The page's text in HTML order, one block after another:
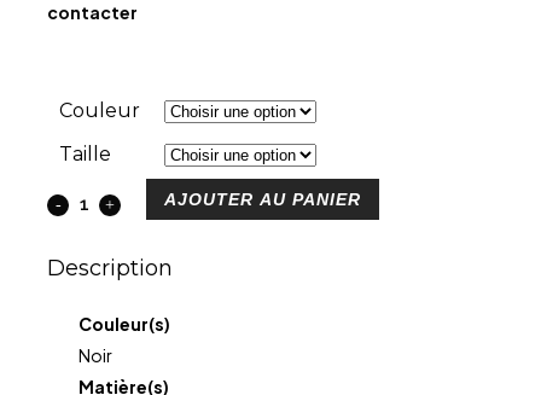
contacter
Couleur
Taille
AJOUTER AU PANIER
Description
Couleur(s)
Noir
Matière(s)